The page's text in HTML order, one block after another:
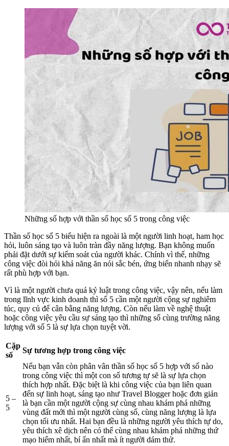
Những số hợp với thần số học số 5 trong công việc
Thần số học số 5 biểu hiện ra ngoài là một người linh hoạt, ham học
hỏi, luôn sáng tạo và luôn tràn đầy năng lượng. Bạn không muốn
phải đặt dưới sự kiểm soát của người khác. Chính vì thế, những
công việc đòi hỏi khả năng ăn nói sắc bén, ứng biến nhanh nhạy sẽ
rất phù hợp với bạn.
Vì là một người chưa quá kỷ luật trong công việc, vậy nên, nếu làm
trong lĩnh vực kinh doanh thì số 5 cần một người cộng sự nghiêm
túc, quy củ để cân bằng năng lượng. Còn nếu làm về nghệ thuật
hoặc công việc yêu cầu sự sáng tạo thì những số cùng trường năng
lượng với số 5 là sự lựa chọn tuyệt vời.
Cặp
số
Sự tương hợp trong công việc
5 –
5
Nếu bạn vẫn còn phân vân thần số học số 5 hợp với số nào
trong công việc thì một con số tương tự sẽ là sự lựa chọn
thích hợp nhất. Đặc biệt là khi công việc của bạn liên quan
đến sự linh hoạt, sáng tạo như Travel Blogger hoặc đơn giản
là bạn cần một người cộng sự cùng nhau khám phá những
vùng đất mới thì một người cùng số, cùng năng lượng là lựa
chọn tối ưu nhất. Hai bạn đều là những người yêu thích tự do,
yêu thích xê dịch nên có thể cùng nhau khám phá những thứ
mạo hiểm nhất, bí ẩn nhất mà ít người dám thử.